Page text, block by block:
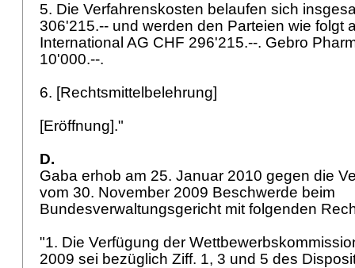
5. Die Verfahrenskosten belaufen sich
306'215.-- und werden den Parteien wie folgt
International AG CHF 296'215.--. Gebro
10'000.--.
6. [Rechtsmittelbelehrung]
[Eröffnung]."
D.
Gaba erhob am 25. Januar 2010 gegen die
vom 30. November 2009 Beschwerde beim
Bundesverwaltungsgericht mit folgenden
"1. Die Verfügung der
2009 sei bezüglich Ziff. 1, 3 und 5 des